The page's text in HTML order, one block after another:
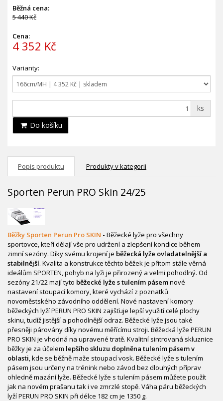
Běžná cena:
5 440 Kč
Cena:
4 352 Kč
Varianty:
ks
Do košíku
Popis produktu Produkty v kategorii
Sporten Perun PRO Skin 24/25
Běžky Sporten Perun Pro SKIN - Běžecké lyže pro všechny
sportovce, kteří dělají vše pro udržení a zlepšení kondice během
zimní sezóny. Díky svému krojení je běžecká lyže ovladatelnější a
stabilnější. Kvalita a konstrukce těchto běžek je přitom stále věrná
ideálům SPORTEN, pohyb na lyži je přirozený a velmi pohodlný. Od
sezóny 21/22 mají tyto běžecké lyže s tulením pásemnové
nastavení stoupací komory, které vychází z poznatků
novoměstského závodního oddělení. Nové nastavení komory
běžeckých lyží PERUN PRO SKIN zajišťuje lepší využití celé plochy
skinu, tudíž jistější a pohodlnější odraz. Běžecké lyže jsou také
přesněji párovány díky novému měřícímu stroji. Běžecká lyže PERUN
PRO SKIN je vhodná na upravené tratě. Kvalitní sintrovaná skluznice
běžky je za účelem lepšího skluzu doplněna tulením pásem v
oblasti, kde se běžně maže stoupací vosk. Běžecké lyže s tulením
pásem jsou určeny na trénink nebo závod bez dlouhých příprav
ohledně mazání lyže. Běžecké lyže s tulením pásem můžete použít
jak na novém prašanu tak i ve zmrzlé stopě. Váha páru běžeckých
lyží PERUN PRO SKIN při délce 182 cm je 1350 g.